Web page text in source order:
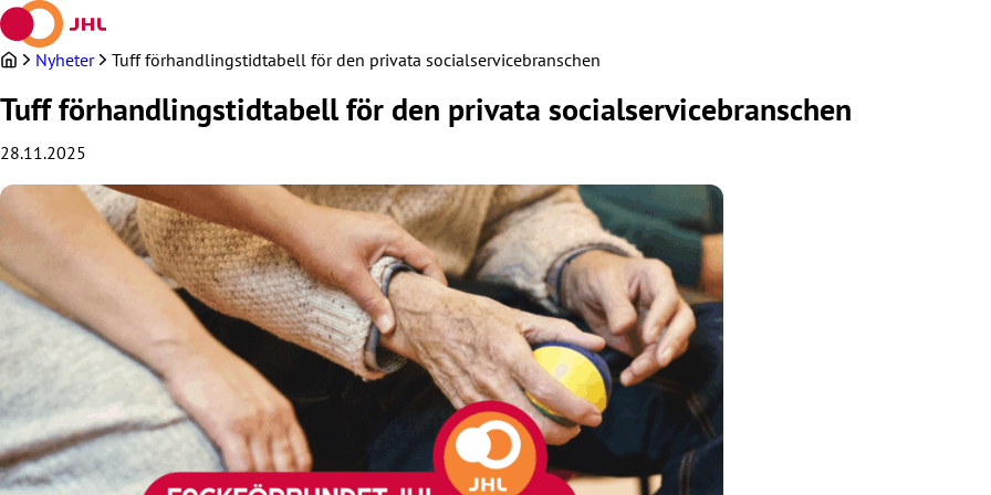
Hoppa
till
innehållet
Nyheter Tuff förhandlingstidtabell för den privata socialservicebranschen
Tuff förhandlingstidtabell för den privata socialservicebranschen
28.11.2025